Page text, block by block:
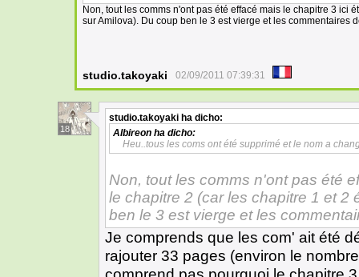
Non, tout les comms n'ont pas été effacé mais le chapitre 3 ici
sur Amilova). Du coup ben le 3 est vierge et les commentaires
studio.takoyaki 02/09/2011 07:39:31
18
studio.takoyaki ha dicho:
Albireon ha dicho:
Heu..tous les coms ont été supprimé et le nom a
Non, tout les comms n'ont pas été
le chapitre 2 (car les chapitre 1 et 2
ben le 3 est vierge et les
Je comprends que les com' ait été
rajouter 33 pages (environ le